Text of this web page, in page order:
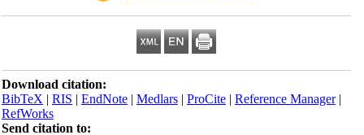
Download citation:
BibTeX|RIS|EndNote|Medlars|ProCite|Reference Manager
RefWorks
Send citation to: